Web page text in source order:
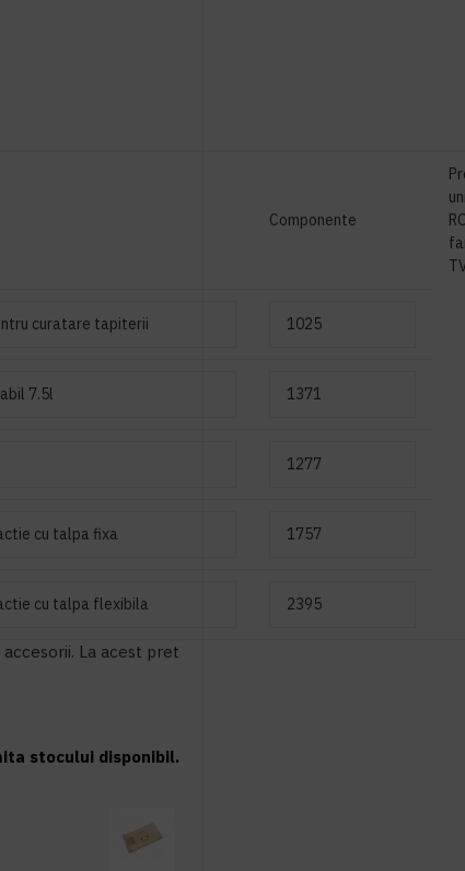
Componente
curatare tapiterii 1025
7.5l 1371
1277
cu talpa fixa 1757
cu talpa flexibila 2395
La acest pret
stocului disponibil.